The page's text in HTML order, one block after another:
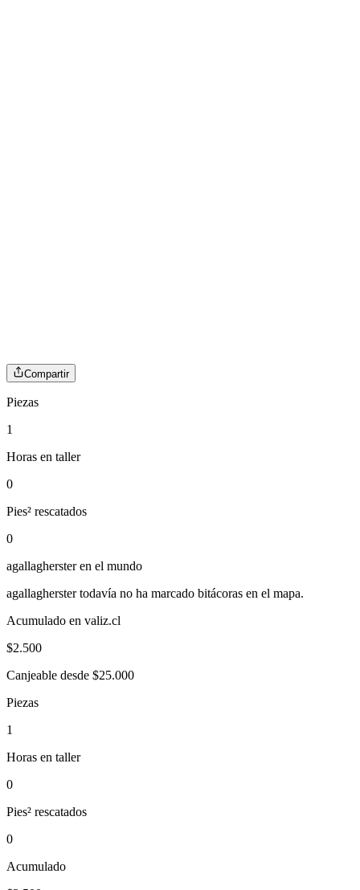
Compartir
Piezas
1
Horas en taller
0
Pies² rescatados
0
agallaghersteren el mundo
agallagherstertodavía no ha marcado bitácoras en el mapa.
Acumulado en valiz.cl
$2.500
Canjeable desde $25.000
Piezas
1
Horas en taller
0
Pies² rescatados
0
Acumulado